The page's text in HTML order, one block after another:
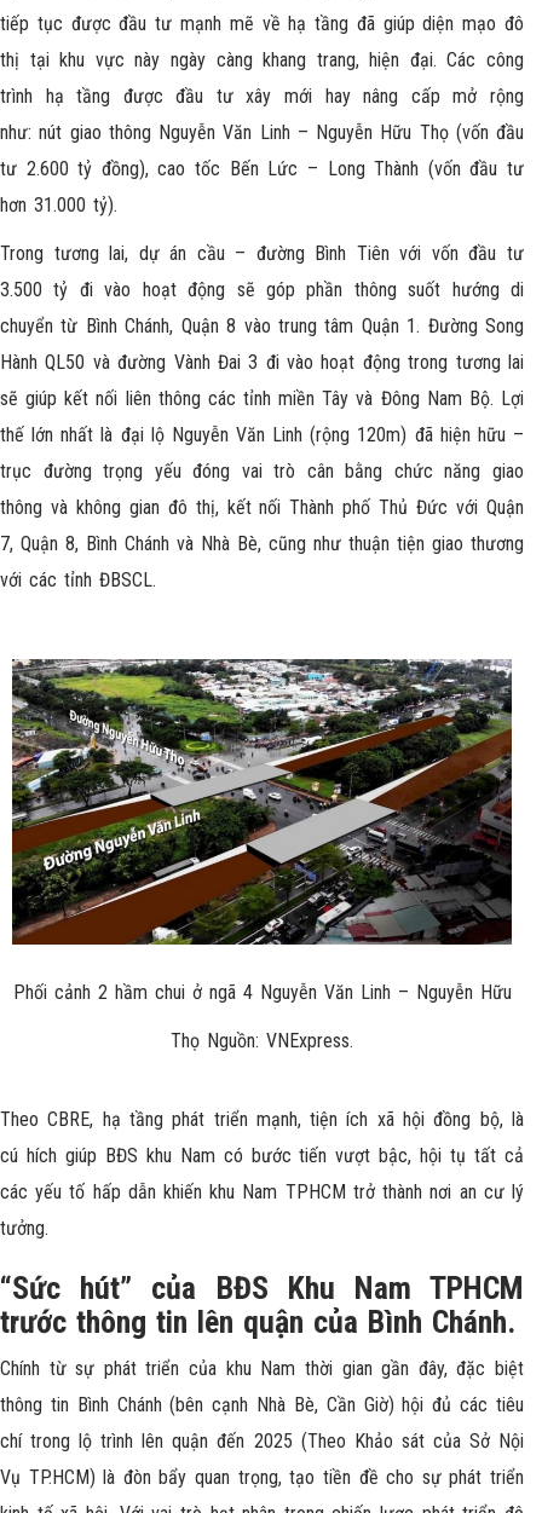
tiếp tục được đầu tư mạnh mẽ về hạ tầng đã giúp diện mạo đô
thị tại khu vực này ngày càng khang trang, hiện đại. Các công
trình hạ tầng được đầu tư xây mới hay nâng cấp mở rộng
như: nút giao thông Nguyễn Văn Linh – Nguyễn Hữu Thọ (vốn đầu
tư 2.600 tỷ đồng), cao tốc Bến Lức – Long Thành (vốn đầu tư
hơn 31.000 tỷ).
Trong tương lai, dự án cầu – đường Bình Tiên với vốn đầu tư
3.500 tỷ đi vào hoạt động sẽ góp phần thông suốt hướng di
chuyển từ Bình Chánh, Quận 8 vào trung tâm Quận 1. Đường Song
Hành QL50 và đường Vành Đai 3 đi vào hoạt động trong tương lai
sẽ giúp kết nối liên thông các tỉnh miền Tây và Đông Nam Bộ. Lợi
thế lớn nhất là đại lộ Nguyễn Văn Linh (rộng 120m) đã hiện hữu –
trục đường trọng yếu đóng vai trò cân bằng chức năng giao
thông và không gian đô thị, kết nối Thành phố Thủ Đức với Quận
7, Quận 8, Bình Chánh và Nhà Bè, cũng như thuận tiện giao thương
với các tỉnh ĐBSCL.
Phối cảnh 2 hầm chui ở ngã 4 Nguyễn Văn Linh – Nguyễn Hữu
Thọ Nguồn: VNExpress.
Theo CBRE, hạ tầng phát triển mạnh, tiện ích xã hội đồng bộ, là
cú hích giúp BĐS khu Nam có bước tiến vượt bậc, hội tụ tất cả
các yếu tố hấp dẫn khiến khu Nam TPHCM trở thành nơi an cư lý
tưởng.
“Sức hút” của BĐS Khu Nam TPHCM
trước thông tin lên quận của Bình Chánh.
Chính từ sự phát triển của khu Nam thời gian gần đây, đặc biệt
thông tin Bình Chánh (bên cạnh Nhà Bè, Cần Giờ) hội đủ các tiêu
chí trong lộ trình lên quận đến 2025 (Theo Khảo sát của Sở Nội
Vụ TP.HCM) là đòn bẩy quan trọng, tạo tiền đề cho sự phát triển